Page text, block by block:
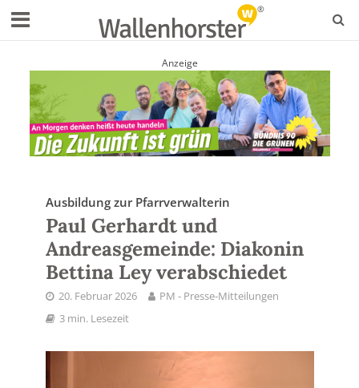
Anzeige
Ausbildung zur Pfarrverwalterin
Paul Gerhardt und
Andreasgemeinde: Diakonin
Bettina Ley verabschiedet
20. Februar 2026
PM - Presse-Mitteilungen
3 min. Lesezeit